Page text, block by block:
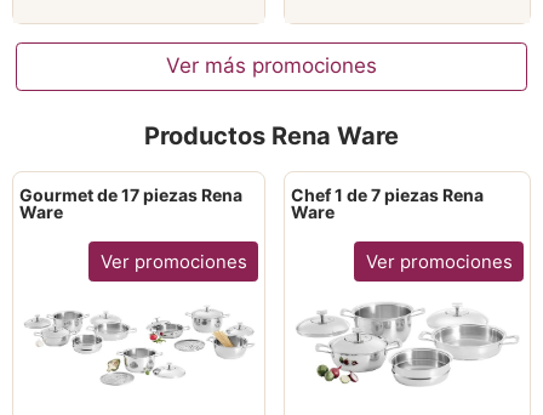
Ver más promociones
Productos Rena Ware
Gourmet de 17 piezas Rena
Ware
Ver promociones
Chef 1 de 7 piezas Rena
Ware
Ver promociones